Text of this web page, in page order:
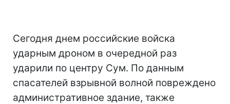
Сегодня днем российские войска
ударным дроном в очередной раз
ударили по центру Сум. По данным
спасателей взрывной волной повреждено
административное здание, также